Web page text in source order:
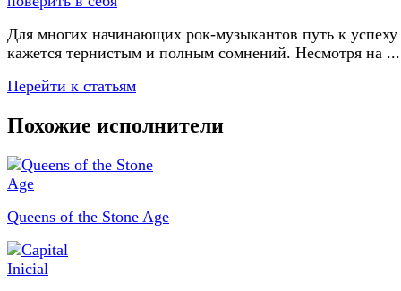
Для многих начинающих рок-музыкантов путь к успеху
кажется тернистым и полным сомнений. Несмотря на ...
Перейти к статьям
Похожие исполнители
Queens of the Stone Age